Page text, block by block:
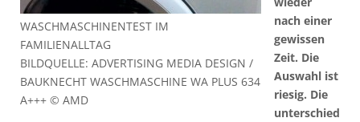
WASCHMASCHINENTEST IM
FAMILIENALLTAG
BILDQUELLE: ADVERTISING MEDIA DESIGN /
BAUKNECHT WASCHMASCHINE WA PLUS 634
A+++ © AMD
nach einer
gewissen
Zeit. Die
Auswahl ist
riesig. Die
unterschied